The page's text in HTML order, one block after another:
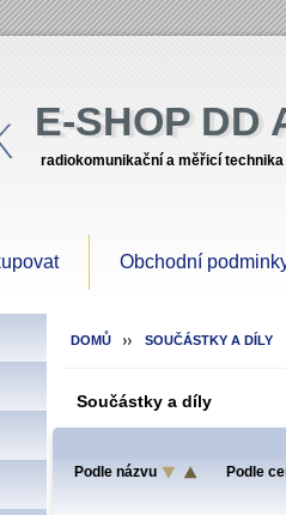
E-SHOP DD
radiokomunikační a měřicí technika
Obchodní
DOMŮ SOUČÁSTKY A DÍLY
Součástky a díly
Podle názvu Podle